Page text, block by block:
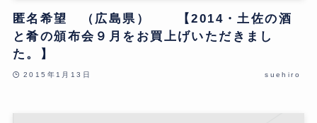
匿名希望 （広島県） 【2014・土佐の酒
と肴の頒布会９月をお買上げいただきまし
た。】
2015年1月13日 suehiro